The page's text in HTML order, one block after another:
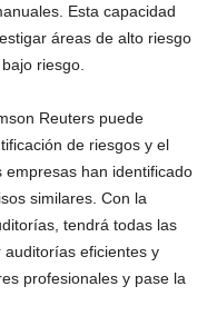
Esta capacidad
áreas de alto riesgo
riesgo.
Reuters puede
de riesgos y el
han identificado
similares. Con la
tendrá todas las
eficientes y
profesionales y pase la